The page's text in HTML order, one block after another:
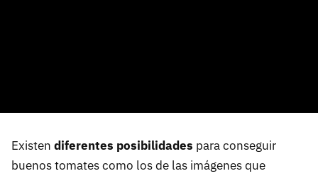
Existen diferentes posibilidades para conseguir
buenos tomates como los de las imágenes que